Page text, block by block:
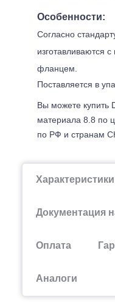
Особенности:
Согласно
изготавливаются
фланцем.
Поставляется в
Вы можете купить
материала 8.8 по
по РФ и странам
Характеристики
Документация
Оплата
Аналоги